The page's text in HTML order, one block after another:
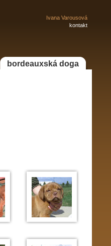
bordeauxská doga
Ivana Varousová
kontakt